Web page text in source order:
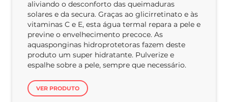
aliviando o desconforto das queimaduras
solares e da secura. Graças ao glicirretinato e às
vitaminas C e E, esta água termal repara a pele e
previne o envelhecimento precoce. As
aquasponginas hidroprotetoras fazem deste
produto um super hidratante. Pulverize e
espalhe sobre a pele, sempre que necessário.
VER PRODUTO